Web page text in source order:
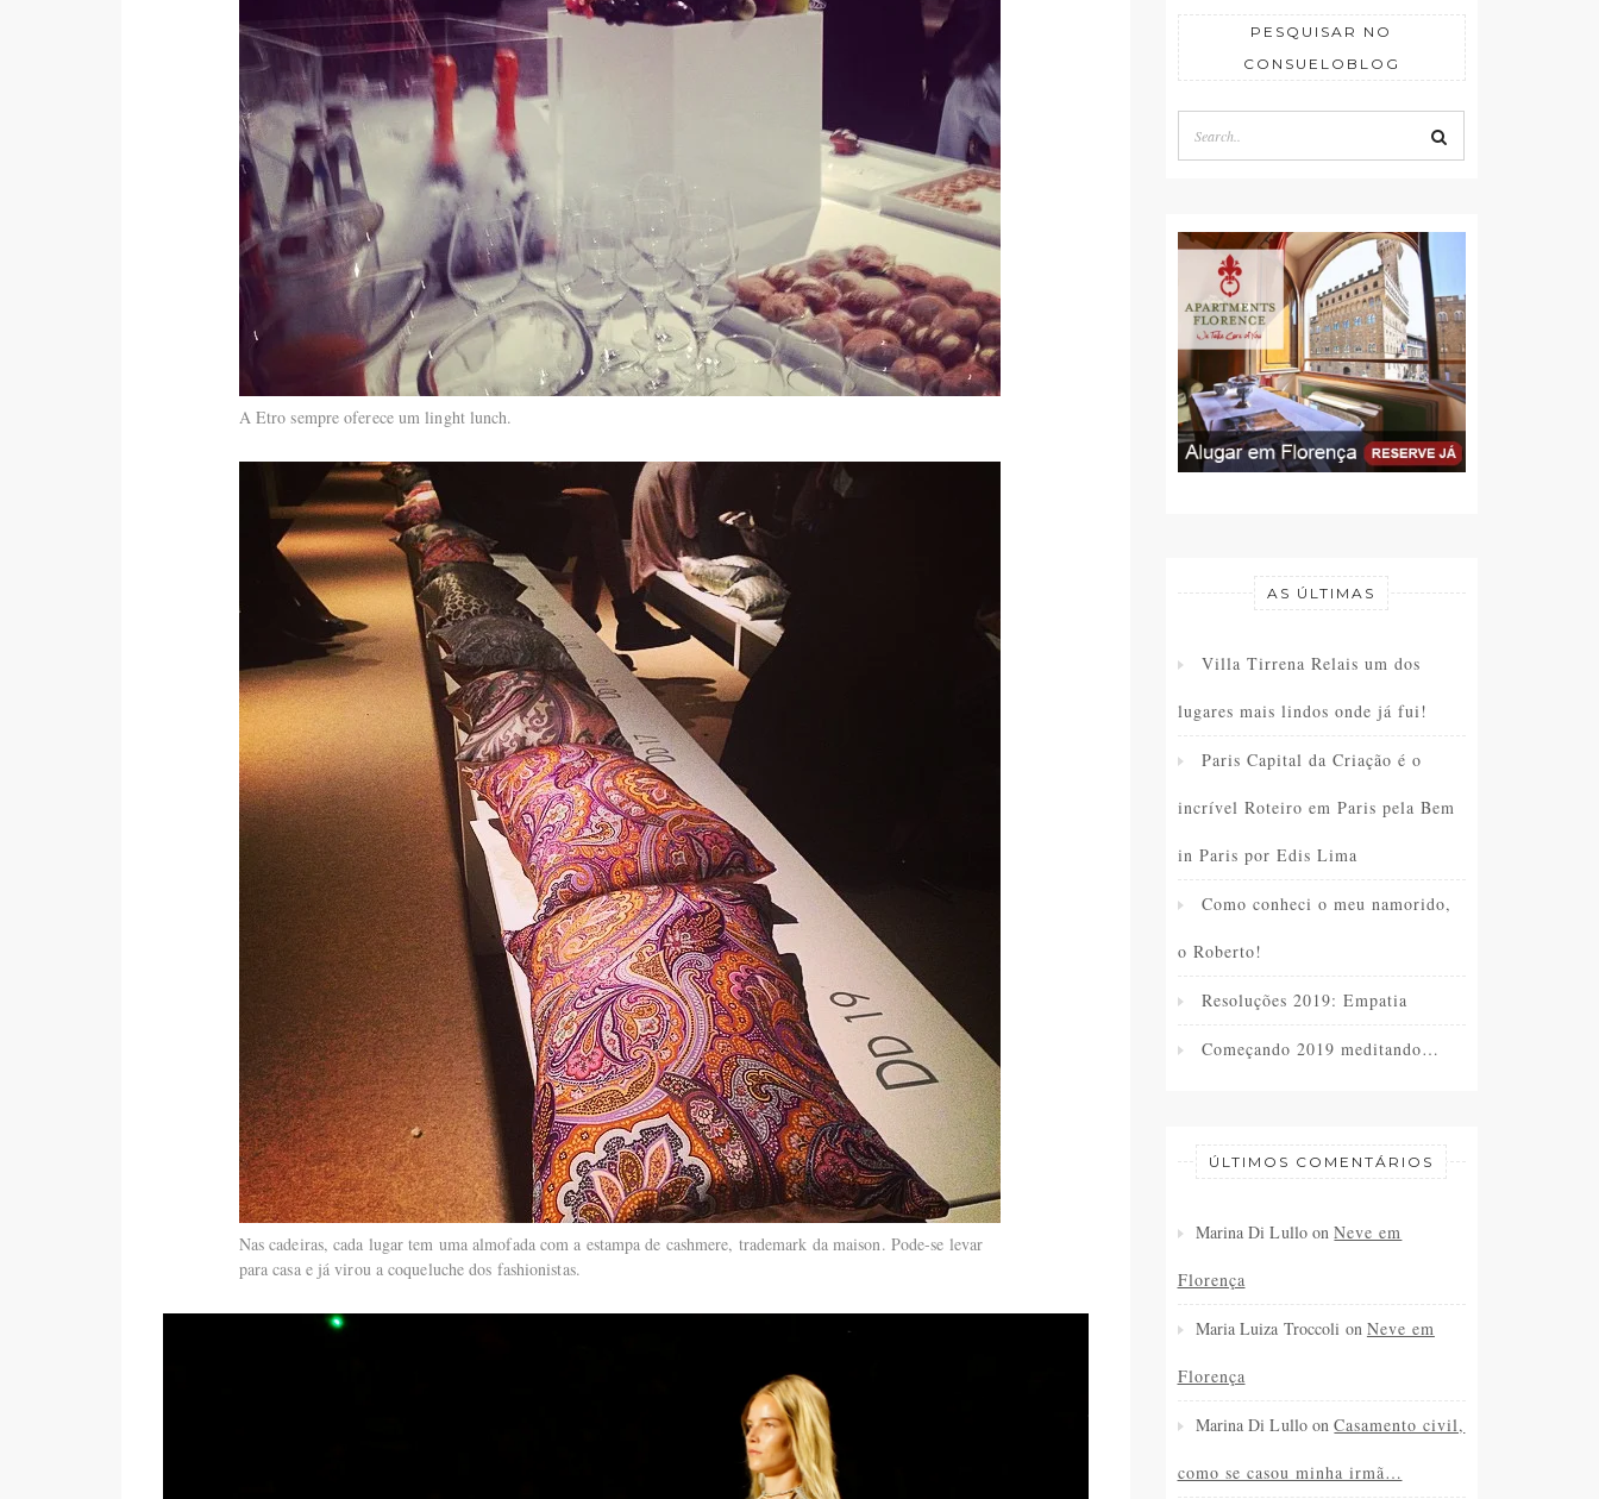
A Etro sempre oferece um linght lunch.
Nas cadeiras, cada lugar tem uma almofada com a estampa de cashmere, trademark da maison. Pode-se levar
para casa e já virou a coqueluche dos fashionistas.
PESQUISAR NO
CONSUELOBLOG
AS ÚLTIMAS
Villa Tirrena Relais um dos
lugares mais lindos onde já fui!
Paris Capital da Criação é o
incrível Roteiro em Paris pela Bem
in Paris por Edis Lima
Como conheci o meu namorido,
o Roberto!
Resoluções 2019: Empatia
Começando 2019 meditando…
ÚLTIMOS COMENTÁRIOS
Marina Di Lullo onNeve em
Florença
Maria Luiza Troccoli on Neve em
Florença
Marina Di Lullo onCasamento civil,
como se casou minha irmã…